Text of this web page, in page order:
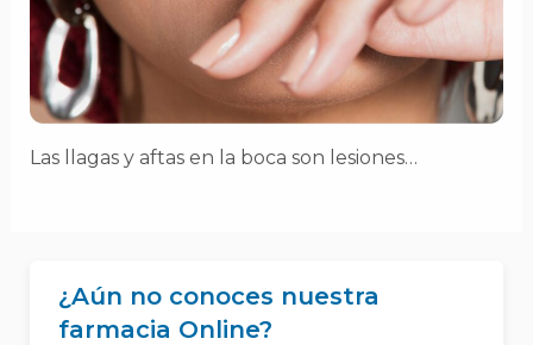
Las llagas y aftas en la boca son lesiones…
¿Aún no conoces nuestra
farmacia Online?